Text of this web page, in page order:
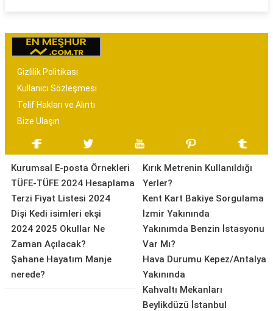
Gizlilik Politikası
Kullanıcı Sözleşmesi
Telif Hakları ve Alıntı
Bize Ulaşın
Kurumsal E-posta Örnekleri
TÜFE-TÜFE 2024 Hesaplama
Terzi Fiyat Listesi 2024
Dişi Kedi isimleri ekşi
2024 2025 Okullar Ne
Zaman Açılacak?
Şahane Hayatım Manje
nerede?
Kırık Metrenin Kullanıldığı
Yerler?
Kent Kart Bakiye Sorgulama
İzmir Yakınında
Yakınımda Benzin İstasyonu
Var Mı?
Hava Durumu Kepez/Antalya
Yakınında
Kahvaltı Mekanları
Beylikdüzü İstanbul